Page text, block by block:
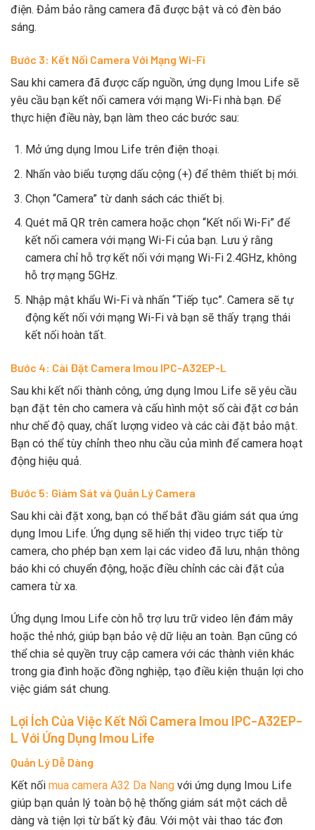
điện. Đảm bảo rằng camera đã được bật và có đèn báo
sáng.
Bước 3: Kết Nối Camera Với Mạng Wi-Fi
Sau khi camera đã được cấp nguồn, ứng dụng Imou Life sẽ
yêu cầu bạn kết nối camera với mạng Wi-Fi nhà bạn. Để
thực hiện điều này, bạn làm theo các bước sau:
Mở ứng dụng Imou Life trên điện thoại.
Nhấn vào biểu tượng dấu cộng (+) để thêm thiết bị mới.
Chọn “Camera” từ danh sách các thiết bị.
Quét mã QR trên camera hoặc chọn “Kết nối Wi-Fi” để
kết nối camera với mạng Wi-Fi của bạn. Lưu ý rằng
camera chỉ hỗ trợ kết nối với mạng Wi-Fi 2.4GHz, không
hỗ trợ mạng 5GHz.
Nhập mật khẩu Wi-Fi và nhấn “Tiếp tục”. Camera sẽ tự
động kết nối với mạng Wi-Fi và bạn sẽ thấy trạng thái
kết nối hoàn tất.
Bước 4: Cài Đặt Camera Imou IPC-A32EP-L
Sau khi kết nối thành công, ứng dụng Imou Life sẽ yêu cầu
bạn đặt tên cho camera và cấu hình một số cài đặt cơ bản
như chế độ quay, chất lượng video và các cài đặt bảo mật.
Bạn có thể tùy chỉnh theo nhu cầu của mình để camera hoạt
động hiệu quả.
Bước 5: Giám Sát và Quản Lý Camera
Sau khi cài đặt xong, bạn có thể bắt đầu giám sát qua ứng
dụng Imou Life. Ứng dụng sẽ hiển thị video trực tiếp từ
camera, cho phép bạn xem lại các video đã lưu, nhận thông
báo khi có chuyển động, hoặc điều chỉnh các cài đặt của
camera từ xa.
Ứng dụng Imou Life còn hỗ trợ lưu trữ video lên đám mây
hoặc thẻ nhớ, giúp bạn bảo vệ dữ liệu an toàn. Bạn cũng có
thể chia sẻ quyền truy cập camera với các thành viên khác
trong gia đình hoặc đồng nghiệp, tạo điều kiện thuận lợi cho
việc giám sát chung.
Lợi Ích Của Việc Kết Nối Camera Imou IPC-A32EP-
L Với Ứng Dụng Imou Life
Quản Lý Dễ Dàng
Kết nối mua camera A32 Da Nang với ứng dụng Imou Life
giúp bạn quản lý toàn bộ hệ thống giám sát một cách dễ
dàng và tiện lợi từ bất kỳ đâu. Với một vài thao tác đơn